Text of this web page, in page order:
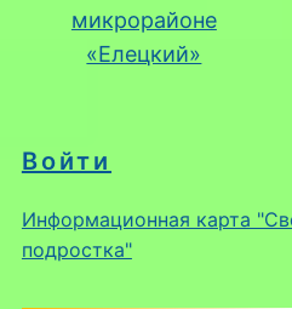
Войти
Информационная карта
подростка"
микрорайоне
«Елецкий»